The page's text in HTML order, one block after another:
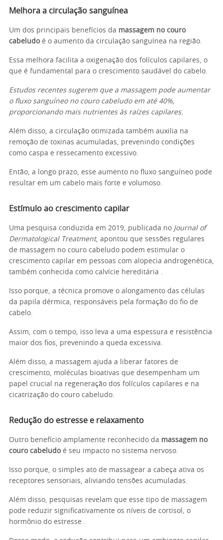
Melhora a circulação sanguínea
Um dos principais benefícios da massagem no couro
cabeludoé o aumento da circulação sanguínea na região.
Essa melhora facilita a oxigenação dos folículos capilares, o
que é fundamental para o crescimento saudável do cabelo.
Estudos recentes sugerem que a massagem pode aumentar
o fluxo sanguíneo no couro cabeludo em até 40%,
proporcionando mais nutrientes às raízes capilares.
Além disso, a circulação otimizada também auxilia na
remoção de toxinas acumuladas, prevenindo condições
como caspa e ressecamento excessivo.
Então, a longo prazo, esse aumento no fluxo sanguíneo pode
resultar em um cabelo mais forte e volumoso.
Estímulo ao crescimento capilar
Uma pesquisa conduzida em 2019, publicada no Journal of
Dermatological Treatment, apontou que sessões regulares
de massagem no couro cabeludo podem estimular o
crescimento capilar em pessoas com alopecia androgenética,
também conhecida como calvície hereditária .
Isso porque, a técnica promove o alongamento das células
da papila dérmica, responsáveis pela formação do fio de
cabelo.
Assim, com o tempo, isso leva a uma espessura e resistência
maior dos fios, prevenindo a queda excessiva.
Além disso, a massagem ajuda a liberar fatores de
crescimento, moléculas bioativas que desempenham um
papel crucial na regeneração dos folículos capilares e na
cicatrização do couro cabeludo.
Redução do estresse e relaxamento
Outro benefício amplamente reconhecido da massagem no
couro cabeludoé seu impacto no sistema nervoso.
Isso porque, o simples ato de massagear a cabeça ativa os
receptores sensoriais, aliviando tensões acumuladas.
Além disso, pesquisas revelam que esse tipo de massagem
pode reduzir significativamente os níveis de cortisol, o
hormônio do estresse .